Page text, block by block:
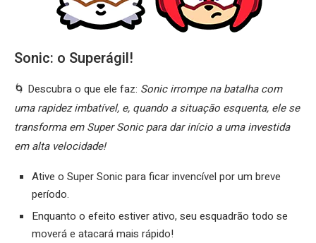
Sonic: o Superágil!
🌀 Descubra o que ele faz: Sonic irrompe na batalha com
uma rapidez imbatível, e, quando a situação esquenta, ele se
transforma em Super Sonic para dar início a uma investida
em alta velocidade!
Ative o Super Sonic para ficar invencível por um breve
período.
Enquanto o efeito estiver ativo, seu esquadrão todo se
moverá e atacará mais rápido!